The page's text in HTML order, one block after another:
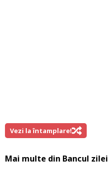
Vezi la întamplare!
Mai multe din Bancul zilei